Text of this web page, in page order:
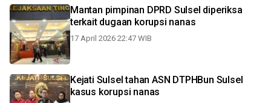
Mantan pimpinan DPRD Sulsel diperiksa
terkait dugaan korupsi nanas
17 April 2026 22:47 WIB
Kejati Sulsel tahan ASN DTPHBun Sulsel
kasus korupsi nanas